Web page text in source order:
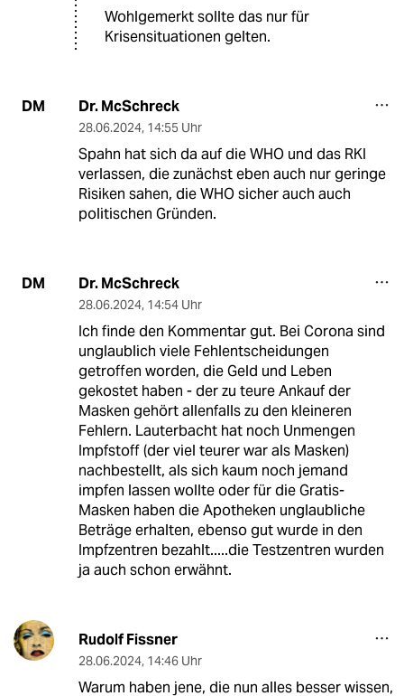
Wohlgemerkt sollte das nur für
Krisensituationen gelten.
DM Dr. McSchreck
28.06.2024, 14:55 Uhr
Spahn hat sich da auf die WHO und das RKI
verlassen, die zunächst eben auch nur geringe
Risiken sahen, die WHO sicher auch auch
politischen Gründen.
DM Dr. McSchreck
28.06.2024, 14:54 Uhr
Ich finde den Kommentar gut. Bei Corona sind
unglaublich viele Fehlentscheidungen
getroffen worden, die Geld und Leben
gekostet haben - der zu teure Ankauf der
Masken gehört allenfalls zu den kleineren
Fehlern. Lauterbacht hat noch Unmengen
Impfstoff (der viel teurer war als Masken)
nachbestellt, als sich kaum noch jemand
impfen lassen wollte oder für die Gratis-
Masken haben die Apotheken unglaubliche
Beträge erhalten, ebenso gut wurde in den
Impfzentren bezahlt.....die Testzentren wurden
ja auch schon erwähnt.
Rudolf Fissner
28.06.2024, 14:46 Uhr
Warum haben jene, die nun alles besser wissen,